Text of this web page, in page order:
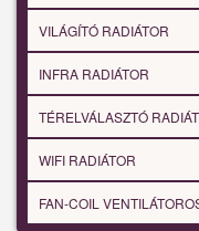
VILÁGÍTÓ RADIÁTOR
INFRA RADIÁTOR
TÉRELVÁLASZTÓ
WIFI RADIÁTOR
FAN-COIL